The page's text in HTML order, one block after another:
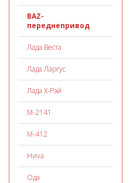
ВАZ-
переднепривод
Лада Веста
Лада Ларгус
Лада Х-Рэй
М-2141
М-412
Ниvа
Ода